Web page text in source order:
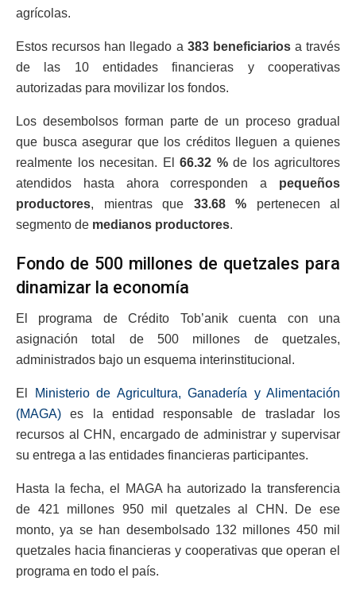
agrícolas.
Estos recursos han llegado a 383 beneficiariosa través
de las 10 entidades financieras y cooperativas
autorizadas para movilizar los fondos.
Los desembolsos forman parte de un proceso gradual
que busca asegurar que los créditos lleguen a quienes
realmente los necesitan. El 66.32 %de los agricultores
atendidos hasta ahora corresponden a pequeños
productores, mientras que 33.68 % pertenecen al
segmento de medianos productores.
Fondo de 500 millones de quetzales para
dinamizar la economía
El programa de Crédito Tob’anik cuenta con una
asignación total de 500 millones de quetzales,
administrados bajo un esquema interinstitucional.
El
Ministerio de Agricultura, Ganadería y Alimentación
(MAGA) es la entidad responsable de trasladar los
recursos al CHN, encargado de administrar y supervisar
su entrega a las entidades financieras participantes.
Hasta la fecha, el MAGA ha autorizado la transferencia
de 421 millones 950 mil quetzales al CHN. De ese
monto, ya se han desembolsado 132 millones 450 mil
quetzales hacia financieras y cooperativas que operan el
programa en todo el país.